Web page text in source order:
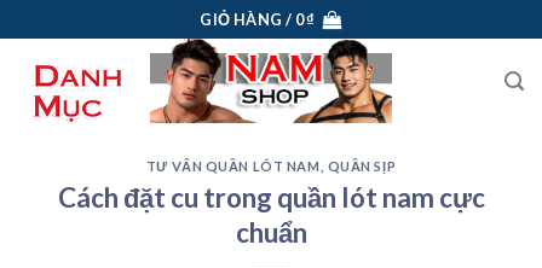
to
content
GIỎ HÀNG / 0₫
TƯ VẤN QUẦN LÓT NAM, QUẦN SỊP
Cách đặt cu trong quần lót nam cực
chuẩn